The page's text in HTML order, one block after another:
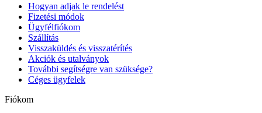
Hogyan adjak le rendelést
Fizetési módok
Ügyfélfiókom
Szállítás
Visszaküldés és visszatérítés
Akciók és utalványok
További segítségre van szüksége?
Céges ügyfelek
Fiókom